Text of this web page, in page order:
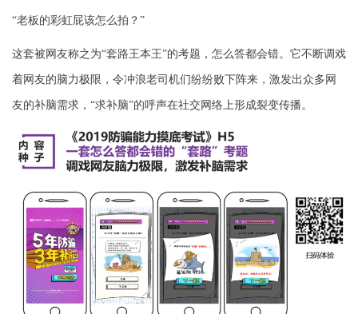
“老板的彩虹屁该怎么拍？”
这套被网友称之为“套路王本王”的考题，怎么答都会错。它不断调戏
着网友的脑力极限，令冲浪老司机们纷纷败下阵来，激发出众多网
友的补脑需求，“求补脑”的呼声在社交网络上形成裂变传播。